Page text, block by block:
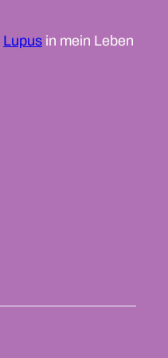
Lupus in mein Leben